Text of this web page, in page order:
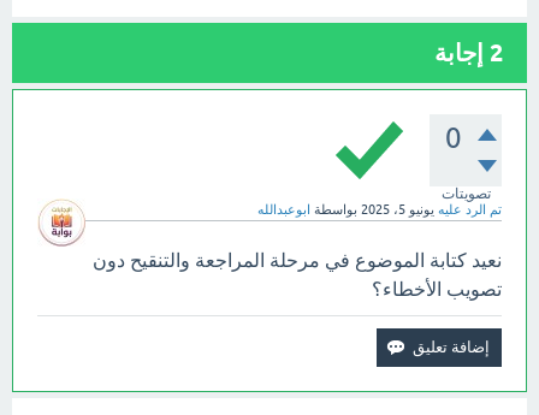
2 إجابة
0
تصويتات
تم الرد عليه يونيو 5، 2025 بواسطة ابوعبدالله
نعيد كتابة الموضوع في مرحلة المراجعة والتنقيح دون
تصويب الأخطاء؟